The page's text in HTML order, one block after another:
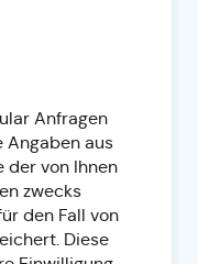
Anfragen
Angaben aus
der von Ihnen
zwecks
den Fall von
Diese